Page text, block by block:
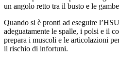
un angolo retto tra il busto e le
Quando si è pronti ad eseguire
adeguatamente le spalle, i polsi e il
prepara i muscoli e le articolazioni
il rischio di infortuni.